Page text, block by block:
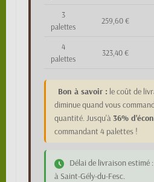
3
palettes
259,60 €
4
palettes
323,40 €
Bon à savoir : le coût de
diminue quand vous
quantité. Jusqu'à 36%
commandant 4 palettes !
Délai de livraison estimé :
à Saint-Gély-du-Fesc.